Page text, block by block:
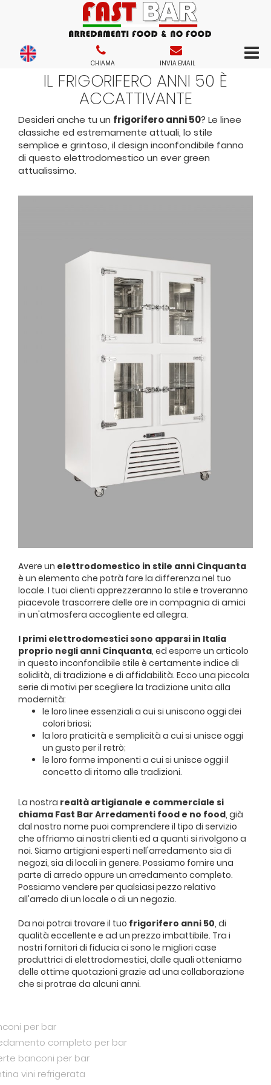
CHIAMA INVIA EMAIL
IL FRIGORIFERO ANNI 50 È
ACCATTIVANTE
Desideri anche tu un frigorifero anni 50? Le linee
classiche ed estremamente attuali, lo stile
semplice e grintoso, il design inconfondibile fanno
di questo elettrodomestico un ever green
attualissimo.
Avere un elettrodomestico in stile anni Cinquanta
è un elemento che potrà fare la differenza nel tuo
locale. I tuoi clienti apprezzeranno lo stile e troveranno
piacevole trascorrere delle ore in compagnia di amici
in un'atmosfera accogliente ed allegra.
I primi elettrodomestici sono apparsi in Italia
proprio negli anni Cinquanta, ed esporre un articolo
in questo inconfondibile stile è certamente indice di
solidità, di tradizione e di affidabilità. Ecco una piccola
serie di motivi per scegliere la tradizione unita alla
modernità:
le loro linee essenziali a cui si uniscono oggi dei
colori briosi;
la loro praticità e semplicità a cui si unisce oggi
un gusto per il retrò;
le loro forme imponenti a cui si unisce oggi il
concetto di ritorno alle tradizioni.
La nostra realtà artigianale e commerciale si
chiama Fast Bar Arredamenti food e no food, già
dal nostro nome puoi comprendere il tipo di servizio
che offriamo ai nostri clienti ed a quanti si rivolgono a
noi. Siamo artigiani esperti nell'arredamento sia di
negozi, sia di locali in genere. Possiamo fornire una
parte di arredo oppure un arredamento completo.
Possiamo vendere per qualsiasi pezzo relativo
all'arredo di un locale o di un negozio.
Da noi potrai trovare il tuo frigorifero anni 50, di
qualità eccellente e ad un prezzo imbattibile. Tra i
nostri fornitori di fiducia ci sono le migliori case
produttrici di elettrodomestici, dalle quali otteniamo
delle ottime quotazioni grazie ad una collaborazione
che si protrae da alcuni anni.
per bar
completo per bar
banconi per bar
vini refrigerata